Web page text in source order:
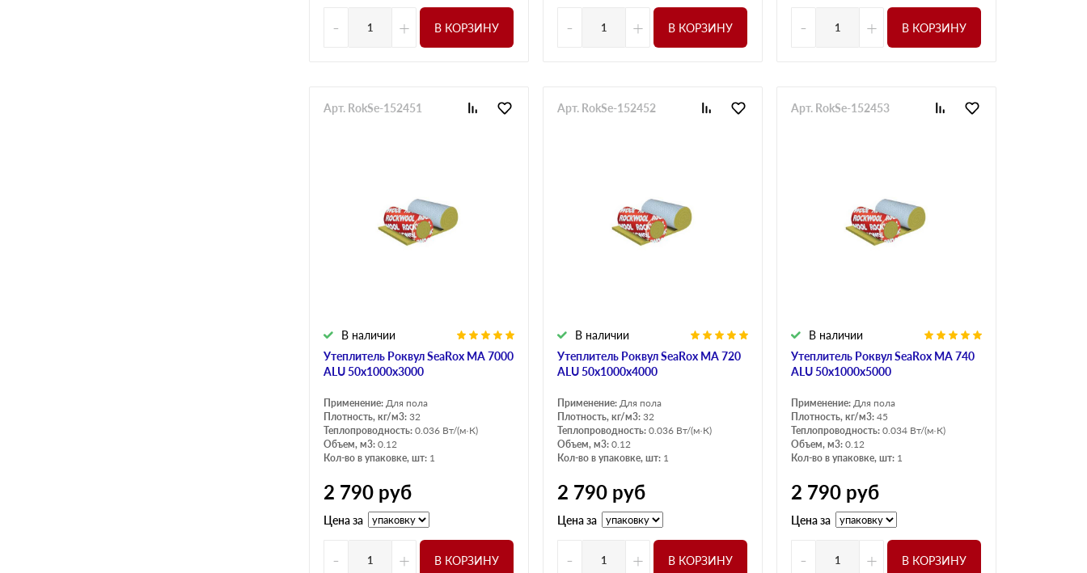
- + В КОРЗИНУ - + В КОРЗИНУ - + В КОРЗИНУ
Утеплитель Роквул SeaRox MA 7000
ALU 50х1000х3000
В наличии
Арт. RokSe-152451
Применение: Для пола
Плотность, кг/м3: 32
Теплопроводность: 0.036 Вт/(м·К)
Объем, м3: 0.12
Кол-во в упаковке, шт: 1
2 790 руб
Цена за
- + В КОРЗИНУ
Утеплитель Роквул SeaRox MA 720
ALU 50х1000х4000
В наличии
Арт. RokSe-152452
Применение: Для пола
Плотность, кг/м3: 32
Теплопроводность: 0.036 Вт/(м·К)
Объем, м3: 0.12
Кол-во в упаковке, шт: 1
2 790 руб
Цена за
- + В КОРЗИНУ
Утеплитель Роквул SeaRox MA 740
ALU 50х1000х5000
В наличии
Арт. RokSe-152453
Применение: Для пола
Плотность, кг/м3: 45
Теплопроводность: 0.034 Вт/(м·К)
Объем, м3: 0.12
Кол-во в упаковке, шт: 1
2 790 руб
Цена за
- + В КОРЗИНУ